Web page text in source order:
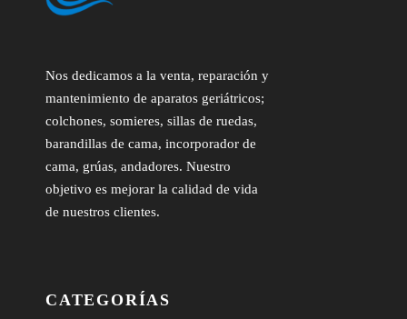
Nos dedicamos a la venta, reparación y
mantenimiento de aparatos geriátricos;
colchones, somieres, sillas de ruedas,
barandillas de cama, incorporador de
cama, grúas, andadores. Nuestro
objetivo es mejorar la calidad de vida
de nuestros clientes.
CATEGORÍAS